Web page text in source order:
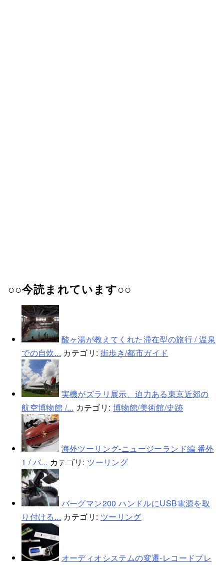
○○今読まれています○○
酸ヶ湯が教えてくれた滞在型の旅行 / 温泉
での自炊... カテゴリ: 街歩き/都市ガイド
実機がズラリ展示、迫力ある東京近郊の
航空博物館 /... カテゴリ: 博物館/美術館/史跡
海外ツーリング-ニュージーランド編 番外
1 / バ... カテゴリ: ツーリング
バーグマン200 ハンドルにUSB電源を取
り付ける... カテゴリ: ツーリング
オーディオシステムの変遷-レコードプレ